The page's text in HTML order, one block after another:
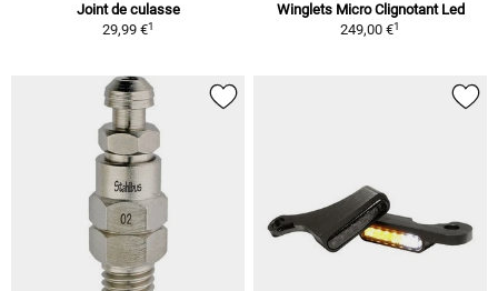
Joint de culasse
29,99 €1
Winglets Micro Clignotant Led
249,00 €1